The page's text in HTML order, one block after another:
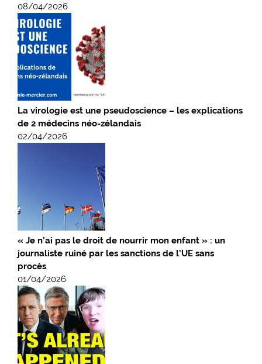
08/04/2026
La virologie est une pseudoscience – les explications
de 2 médecins néo-zélandais
02/04/2026
« Je n’ai pas le droit de nourrir mon enfant » : un
journaliste ruiné par les sanctions de l’UE sans
procès
01/04/2026